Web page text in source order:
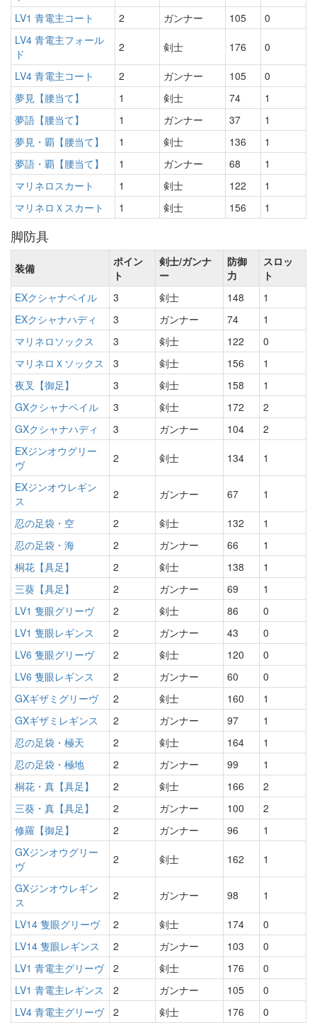
LV1 青電主コート
2 ガンナー 105
0
LV4 青電主フォール
ド
2 剣士 176 0
LV4 青電主コート 2 ガンナー 105
0
夢見【腰当て】
1 剣士 74
1
夢語【腰当て】
1 ガンナー 37
1
夢見・覇【腰当て】
1 剣士 136
1
夢語・覇【腰当て】
1 ガンナー 68
1
マリネロスカート
1 剣士 122
1
マリネロＸスカート
1 剣士 156 1
脚防具
装備
ポイン
ト
剣士/ガンナ
ー
防御
力
スロッ
ト
EXクシャナペイル
3 剣士 148
1
EXクシャナハディ
3 ガンナー 74
1
マリネロソックス
3 剣士 122
0
マリネロＸソックス
3 剣士 156
1
夜叉【御足】
3 剣士 158
1
GXクシャナペイル
3 剣士 172
2
GXクシャナハディ
3 ガンナー 104
2
EXジンオウグリー
ヴ
2 剣士 134 1
EXジンオウレギン
ス
2 ガンナー 67 1
忍の足袋・空 2 剣士 132
1
忍の足袋・海
2 ガンナー 66
1
桐花【具足】
2 剣士 138
1
三葵【具足】
2 ガンナー 69
1
LV1 隻眼グリーヴ
2 剣士 86
0
LV1 隻眼レギンス
2 ガンナー 43
0
LV6 隻眼グリーヴ
2 剣士 120
0
LV6 隻眼レギンス
2 ガンナー 60
0
GXギザミグリーヴ
2 剣士 160
1
GXギザミレギンス
2 ガンナー 97
1
忍の足袋・極天
2 剣士 164
1
忍の足袋・極地
2 ガンナー 99
1
桐花・真【具足】
2 剣士 166
2
三葵・真【具足】
2 ガンナー 100
2
修羅【御足】
2 ガンナー 96
1
GXジンオウグリー
ヴ
2 剣士 162 1
GXジンオウレギン
ス
2 ガンナー 98 1
LV14 隻眼グリーヴ 2 剣士 174
0
LV14 隻眼レギンス
2 ガンナー 103
0
LV1 青電主グリーヴ
2 剣士 176
0
LV1 青電主レギンス
2 ガンナー 105
0
LV4 青電主グリーヴ
2 剣士 176
0